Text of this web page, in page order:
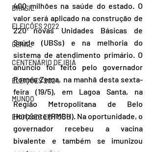
BRASIL
ELEIÇÕES 2022
GERAL
CENTENÁRIO DE IBIÁ
ELEIÇÕES 2024
MUNDO
EMOÇÕES EM FOCO
400 milhões na saúde do estado. O
valor será aplicado na construção de
220 novas Unidades Básicas de
Saúde (UBSs) e na melhoria do
sistema de atendimento primário. O
anúncio foi feito pelo governador
Romeu Zema, na manhã desta sexta-
feira (19/5), em Lagoa Santa, na
Região Metropolitana de Belo
Horizonte (RMBH). Na oportunidade, o
governador recebeu a vacina
bivalente e também se imunizou